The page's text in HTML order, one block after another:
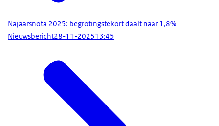
Najaarsnota 2025: begrotingstekort daalt naar 1,8%
Nieuwsbericht28-11-202513:45